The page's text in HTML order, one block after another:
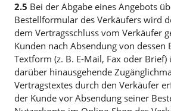
2.5 Bei der Abgabe eines Angebots
Bestellformular des Verkäufers wird
dem Vertragsschluss vom Verkäufer
Kunden nach Absendung von dessen
Textform (z. B. E-Mail, Fax oder
darüber hinausgehende
Vertragstextes durch den Verkäufer
der Kunde vor Absendung seiner